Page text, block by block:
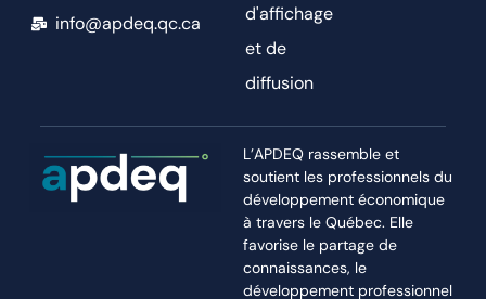
info@apdeq.qc.ca
d'affichage
et de
diffusion
L’APDEQ rassemble et
soutient les professionnels du
développement économique
à travers le Québec. Elle
favorise le partage de
connaissances, le
développement professionnel